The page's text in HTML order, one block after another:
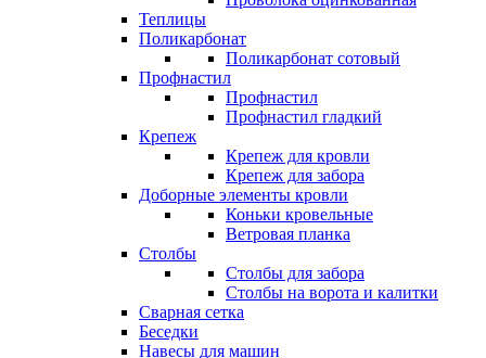
Теплицы
Поликарбонат
Поликарбонат сотовый
Профнастил
Профнастил
Профнастил гладкий
Крепеж
Крепеж для кровли
Крепеж для забора
Доборные элементы кровли
Коньки кровельные
Ветровая планка
Столбы
Столбы для забора
Столбы на ворота и калитки
Сварная сетка
Беседки
Навесы для машин